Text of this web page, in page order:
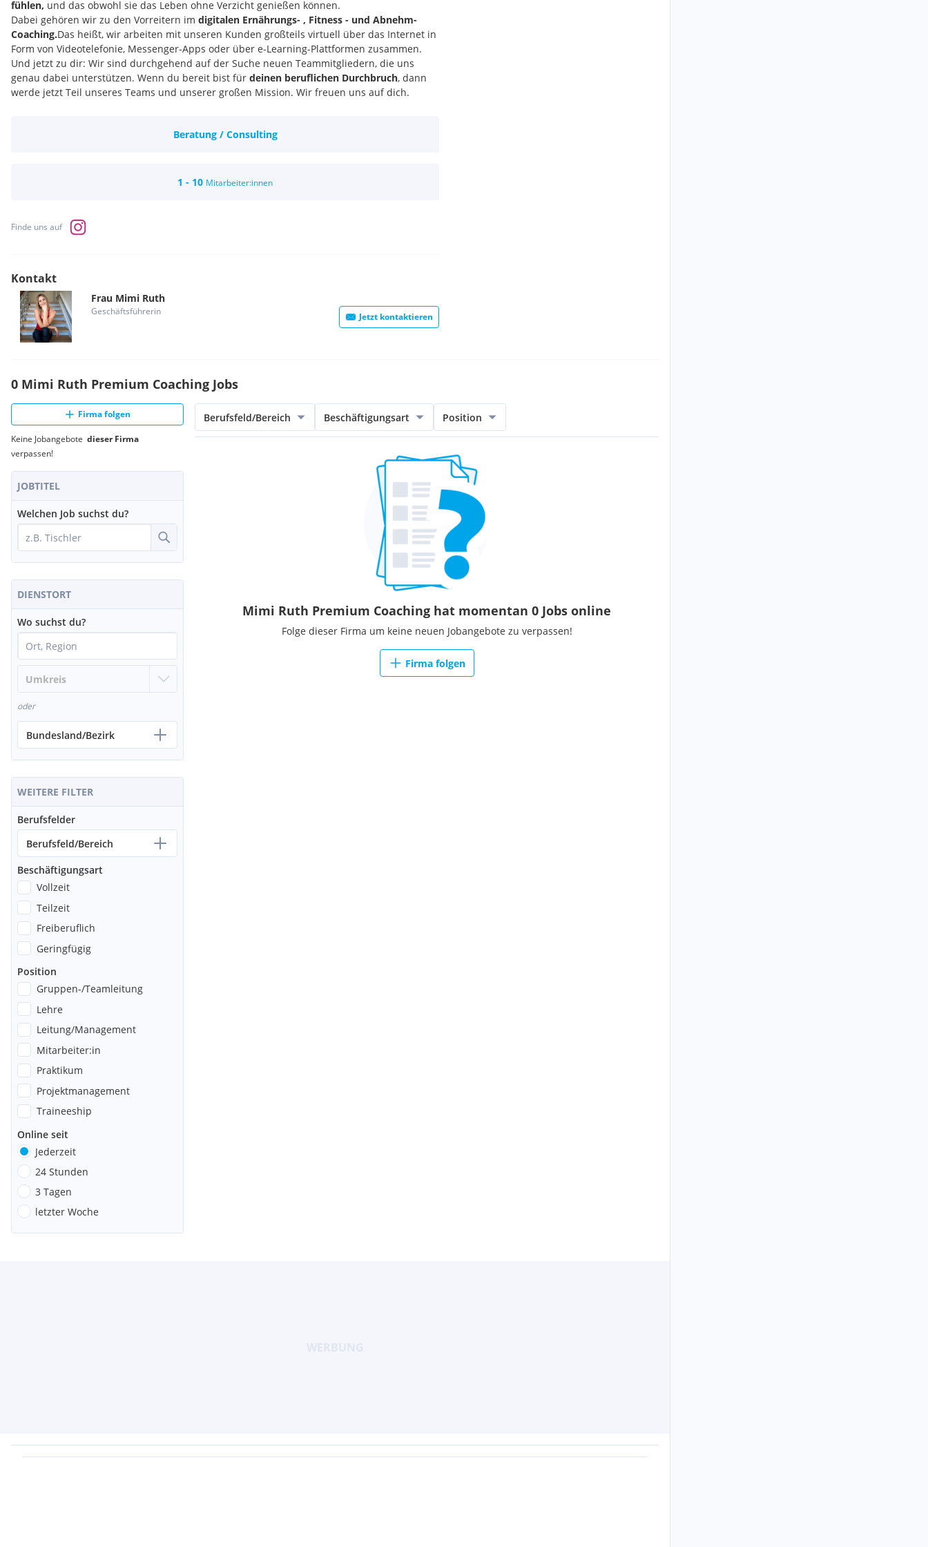
fühlen, und das obwohl sie das Leben ohne Verzicht genießen können.
Dabei gehören wir zu den Vorreitern im digitalen Ernährungs- , Fitness - und Abnehm-
Coaching.Das heißt, wir arbeiten mit unseren Kunden großteils virtuell über das Internet in
Form von Videotelefonie, Messenger-Apps oder über e-Learning-Plattformen zusammen.
Und jetzt zu dir: Wir sind durchgehend auf der Suche neuen Teammitgliedern, die uns
genau dabei unterstützen. Wenn du bereit bist für deinen beruflichen Durchbruch, dann
werde jetzt Teil unseres Teams und unserer großen Mission. Wir freuen uns auf dich.
bestehenden Prozessen zu folgen
Guter Umgang mit Leistungsdruck
Saubere und fehlerfreie schriftliche Ausdrucksform in Deutsch
Vorteile:
Attraktive Arbeitszeiten: Wir arbeiten wochentags von Montag bis Donnerstag zwischen
8:00 und 17:00 Uhr & Freitags 8:00 bis 15:00 Uhr.
Sicherer Arbeitsplatz:
Unser Ziel ist eine langfristige Zusammenarbeit. Wir wollen, dass
du mit uns wächst!
Bestleistungen zu bringen.
Modernes Büroim alpinen Chalet-Stil mit Dachterrasse
Kostenlose Getränkeflatrate,damit es dir nie an Energie fehlt!
Beratung / Consulting
1 - 10 Mitarbeiter:innen
Finde uns auf
Kontakt
Frau Mimi Ruth
Geschäftsführerin Jetzt kontaktieren
0 Mimi Ruth Premium Coaching Jobs
Firma folgen
Keine Jobangebote dieser Firma
verpassen!
JOBTITEL
Welchen Job suchst du?
DIENSTORT
Wo suchst du?
oder
Bundesland/Bezirk
WEITERE FILTER
Berufsfelder
Berufsfeld/Bereich
Beschäftigungsart
Vollzeit
Teilzeit
Freiberuflich
Geringfügig
Position
Gruppen-/Teamleitung
Lehre
Leitung/Management
Mitarbeiter:in
Praktikum
Projektmanagement
Traineeship
Online seit
Jederzeit
24 Stunden
3 Tagen
letzter Woche
Berufsfeld/Bereich Beschäftigungsart Position
Mimi Ruth Premium Coaching hat momentan 0 Jobs online
Folge dieser Firma um keine neuen Jobangebote zu verpassen!
Firma folgen